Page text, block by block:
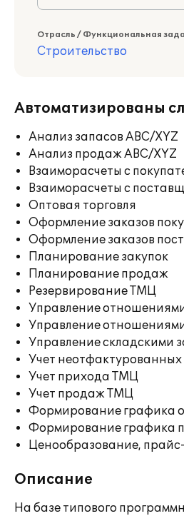
Отрасль / Функциональная
Строительство
Автоматизированы
Анализ запасов ABC/XYZ
Анализ продаж ABC/XYZ
Взаиморасчеты с
Взаиморасчеты с
Оптовая торговля
Оформление заказов
Оформление заказов
Планирование закупок
Планирование продаж
Резервирование ТМЦ
Управление
Управление
Управление складскими
Учет неотфактурованных
Учет прихода ТМЦ
Учет продаж ТМЦ
Формирование графика
Формирование графика
Ценообразование,
Описание
На базе типового